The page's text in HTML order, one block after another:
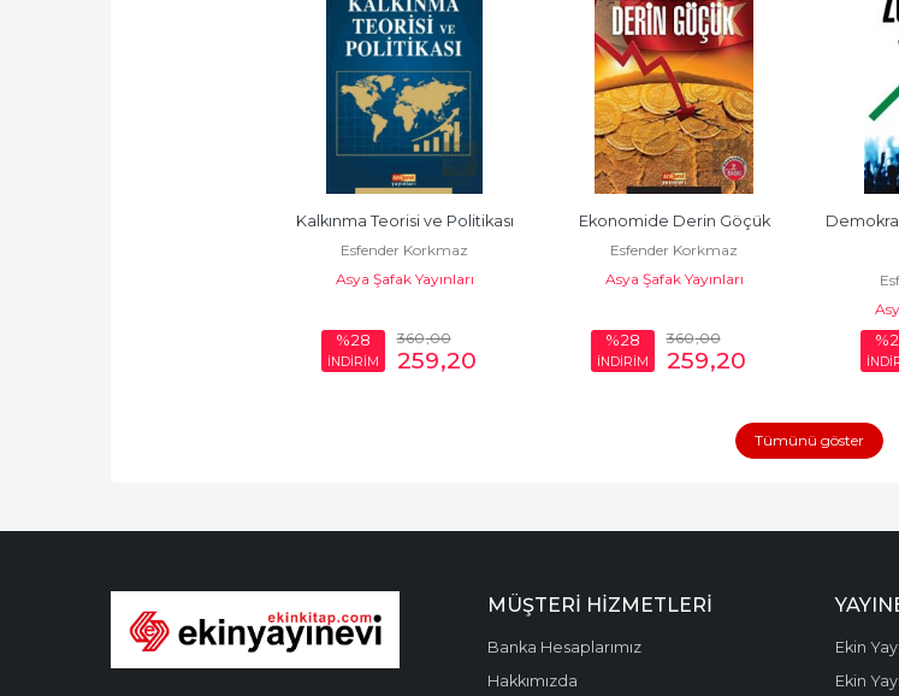
Kalkınma Teorisi ve Politikası
Esfender Korkmaz
Asya Şafak Yayınları
%28
İNDİRİM
360,00
259,20
Ekonomide Derin Göçük
Esfender Korkmaz
Asya Şafak Yayınları
%28
İNDİRİM
360,00
259,20
Tümünü göster
MÜŞTERI HIZMETLERI
Banka Hesaplarımız
Hakkımızda
Ekin
Ekin